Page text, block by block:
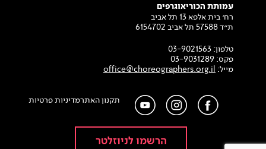
עמותת הכוריאוגרפים
רח׳ בית אלפא 13 תל אביב
ת״ד 57588 תל אביב 6154702
טלפון: 03-9021563
פקס: 03-9031289
מייל: office@choreographers.org.il
תקנון האתרמדיניות פרטיות
הרשמו לניוזלטר